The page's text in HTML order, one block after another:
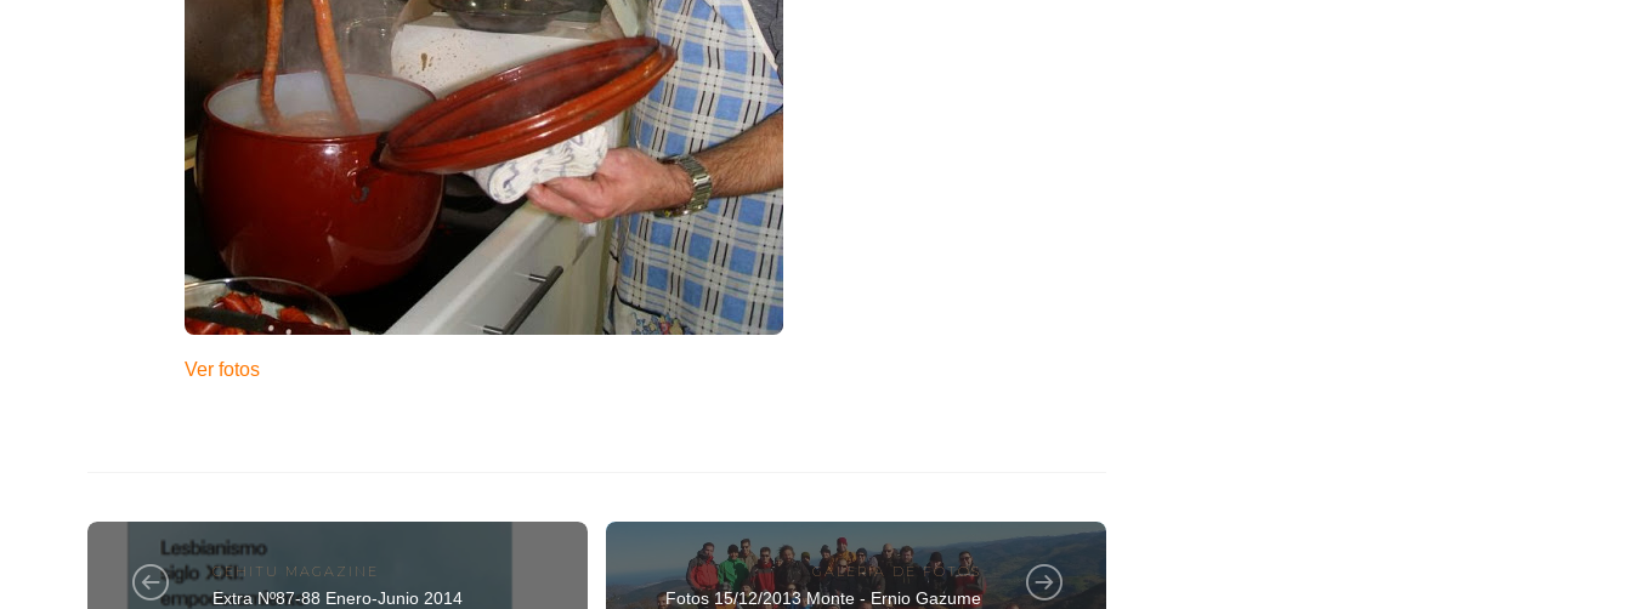
Ver fotos
GEHITU MAGAZINE
Extra Nº87-88 Enero-Junio 2014
GALERIA DE FOTOS
Fotos 15/12/2013 Monte - Ernio Gazume